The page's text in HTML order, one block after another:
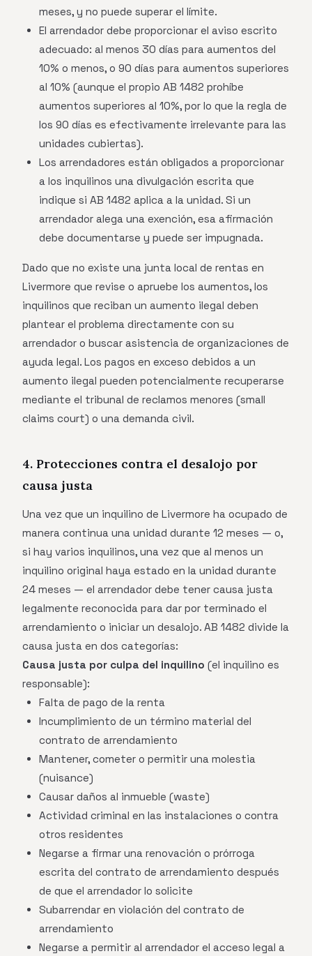
meses, y no puede superar el límite.
El arrendador debe proporcionar el aviso escrito
adecuado: al menos 30 días para aumentos del
10% o menos, o 90 días para aumentos superiores
al 10% (aunque el propio AB 1482 prohíbe
aumentos superiores al 10%, por lo que la regla de
los 90 días es efectivamente irrelevante para las
unidades cubiertas).
Los arrendadores están obligados a proporcionar
a los inquilinos una divulgación escrita que
indique si AB 1482 aplica a la unidad. Si un
arrendador alega una exención, esa afirmación
debe documentarse y puede ser impugnada.
Dado que no existe una junta local de rentas en
Livermore que revise o apruebe los aumentos, los
inquilinos que reciban un aumento ilegal deben
plantear el problema directamente con su
arrendador o buscar asistencia de organizaciones de
ayuda legal. Los pagos en exceso debidos a un
aumento ilegal pueden potencialmente recuperarse
mediante el tribunal de reclamos menores (small
claims court) o una demanda civil.
4. Protecciones contra el desalojo por
causa justa
Una vez que un inquilino de Livermore ha ocupado de
manera continua una unidad durante 12 meses — o,
si hay varios inquilinos, una vez que al menos un
inquilino original haya estado en la unidad durante
24 meses — el arrendador debe tener causa justa
legalmente reconocida para dar por terminado el
arrendamiento o iniciar un desalojo. AB 1482 divide la
causa justa en dos categorías:
Causa justa por culpa del inquilino (el inquilino es
responsable):
Falta de pago de la renta
Incumplimiento de un término material del
contrato de arrendamiento
Mantener, cometer o permitir una molestia
(nuisance)
Causar daños al inmueble (waste)
Actividad criminal en las instalaciones o contra
otros residentes
Negarse a firmar una renovación o prórroga
escrita del contrato de arrendamiento después
de que el arrendador lo solicite
Subarrendar en violación del contrato de
arrendamiento
Negarse a permitir al arrendador el acceso legal a